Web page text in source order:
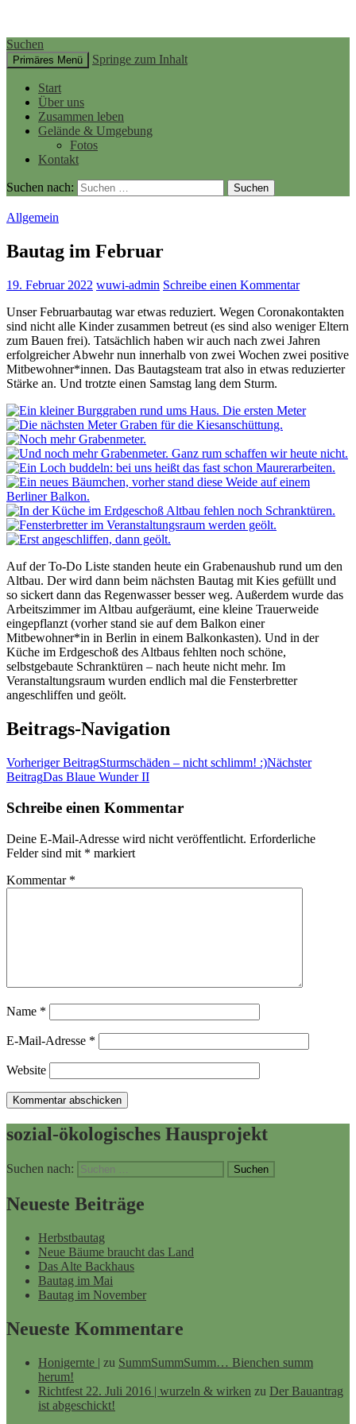
Suchen
Primäres Menü Springe zum Inhalt
Start
Über uns
Zusammen leben
Gelände & Umgebung
Fotos
Kontakt
Suchen nach:
Allgemein
Bautag im Februar
19. Februar 2022 wuwi-admin Schreibe einen Kommentar
Unser Februarbautag war etwas reduziert. Wegen Coronakontakten
sind nicht alle Kinder zusammen betreut (es sind also weniger Eltern
zum Bauen frei). Tatsächlich haben wir auch nach zwei Jahren
erfolgreicher Abwehr nun innerhalb von zwei Wochen zwei positive
Mitbewohner*innen. Das Bautagsteam trat also in etwas reduzierter
Stärke an. Und trotzte einen Samstag lang dem Sturm.
Auf der To-Do Liste standen heute ein Grabenaushub rund um den
Altbau. Der wird dann beim nächsten Bautag mit Kies gefüllt und
so sickert dann das Regenwasser besser weg. Außerdem wurde das
Arbeitszimmer im Altbau aufgeräumt, eine kleine Trauerweide
eingepflanzt (vorher stand sie auf dem Balkon einer
Mitbewohner*in in Berlin in einem Balkonkasten). Und in der
Küche im Erdgeschoß des Altbaus fehlten noch schöne,
selbstgebaute Schranktüren – nach heute nicht mehr. Im
Veranstaltungsraum wurden endlich mal die Fensterbretter
angeschliffen und geölt.
Beitrags-Navigation
Vorheriger BeitragSturmschäden – nicht schlimm! :)Nächster
BeitragDas Blaue Wunder II
Schreibe einen Kommentar
Deine E-Mail-Adresse wird nicht veröffentlicht. Erforderliche
Felder sind mit * markiert
Kommentar *
Name *
E-Mail-Adresse *
Website
sozial-ökologisches Hausprojekt
Suchen nach:
Neueste Beiträge
Herbstbautag
Neue Bäume braucht das Land
Das Alte Backhaus
Bautag im Mai
Bautag im November
Neueste Kommentare
Honigernte | zu SummSummSumm… Bienchen summ
herum!
Richtfest 22. Juli 2016 | wurzeln & wirken zu Der Bauantrag
ist abgeschickt!